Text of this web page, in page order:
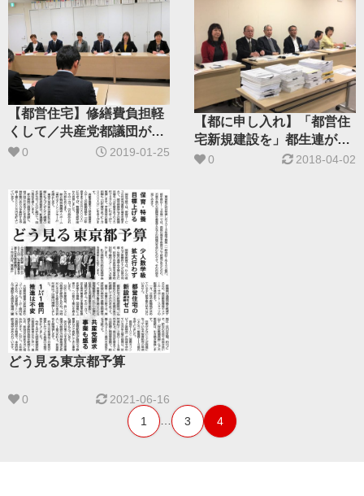
【都営住宅】修繕費負担軽
くして／共産党都議団が小
池都知事に申し入れ ​
0 2019-01-25
【都に申し入れ】「都営住
宅新規建設を」都生連が署
名６万5561筆提出
0 2018-04-02
どう見る東京都予算
0
2021-06-16
1
… 3 4